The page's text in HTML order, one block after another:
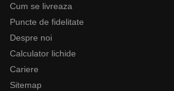
Cum se livreaza
Puncte de fidelitate
Despre noi
Calculator lichide
Cariere
Sitemap